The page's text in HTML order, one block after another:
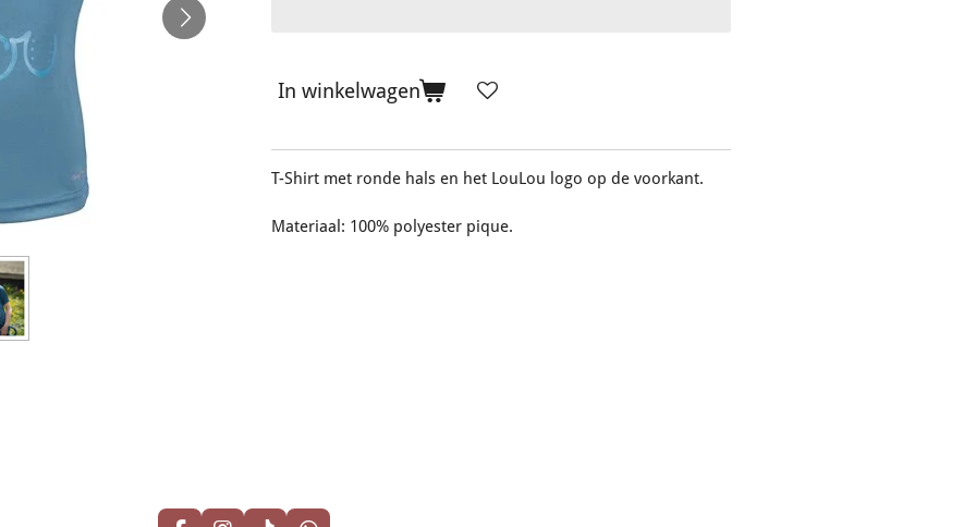
In winkelwagen
T-Shirt met ronde hals en het LouLou logo op de voorkant.
Materiaal: 100% polyester pique.